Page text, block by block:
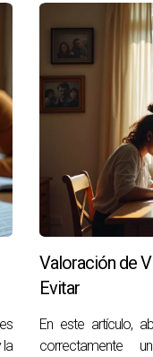
conocimiento
tus necesidades y
y una
la
Valoración de
Evitar
En este artículo,
correctamente